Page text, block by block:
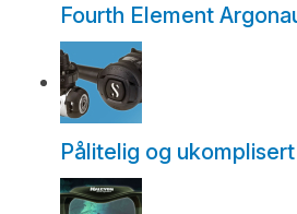
Fourth Element
Pålitelig og ukomplisert